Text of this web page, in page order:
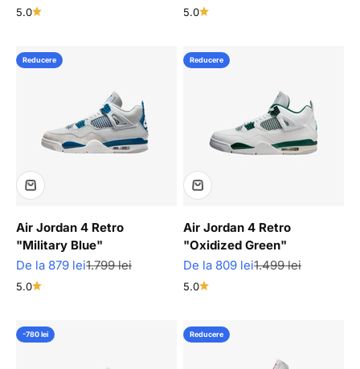
5.0 5.0
Reducere
Air Jordan 4 Retro
"Military Blue"
Pret redus
De la 879 leiPret normal
1.799 lei
5.0
Reducere
Air Jordan 4 Retro
"Oxidized Green"
Pret redus
De la 809 leiPret normal
1.499 lei
5.0
-780 lei Reducere